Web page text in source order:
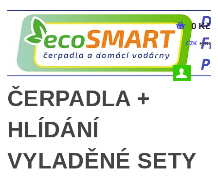
CZK EUR
0 Kč
ČERPADLA +
HLÍDÁNÍ
VYLADĚNÉ SETY